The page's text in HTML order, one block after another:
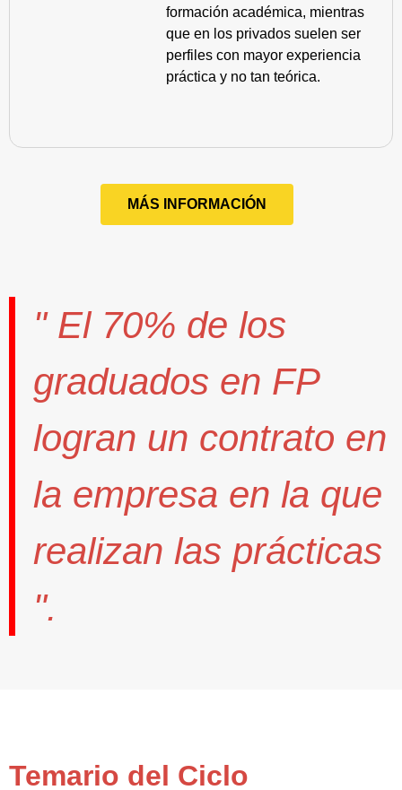
formación académica, mientras
que en los privados suelen ser
perfiles con mayor experiencia
práctica y no tan teórica.
MÁS INFORMACIÓN
" El 70% de los
graduados en FP
logran un contrato en
la empresa en la que
realizan las prácticas
".
Temario del Ciclo